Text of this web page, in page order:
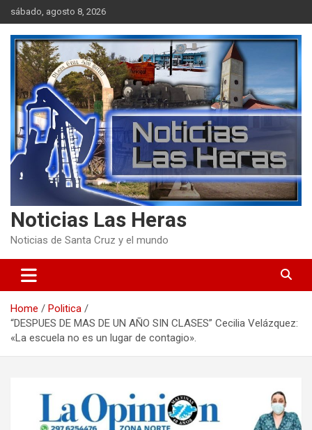
Skip
to
content
sábado, agosto 8, 2026
Noticias Las Heras
Noticias de Santa Cruz y el mundo
Home
Politica
“DESPUES DE MAS DE UN AÑO SIN CLASES” Cecilia Velázquez:
«La escuela no es un lugar de contagio».